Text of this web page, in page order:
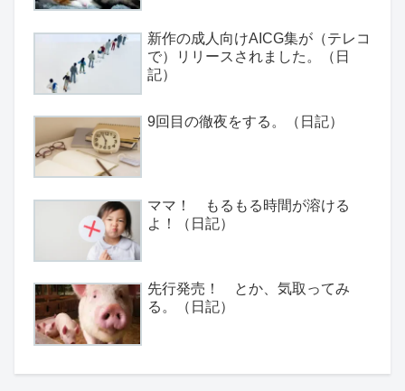
新作の成人向けAICG集が（テレコ
で）リリースされました。（日
記）
9回目の徹夜をする。（日記）
ママ！ もるもる時間が溶ける
よ！（日記）
先行発売！ とか、気取ってみ
る。（日記）